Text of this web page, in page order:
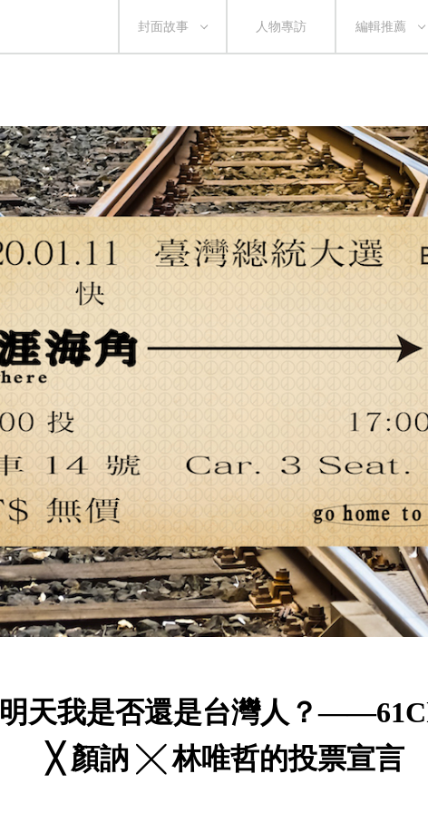
封面故事 人物專訪 編輯推薦
明天我是否還是台灣人？
╳ 顏訥 ╳ 林唯哲的投票宣言